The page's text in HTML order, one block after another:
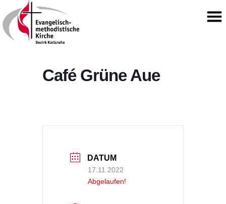
Café Grüne Aue
DATUM
17.11.2022
Abgelaufen!